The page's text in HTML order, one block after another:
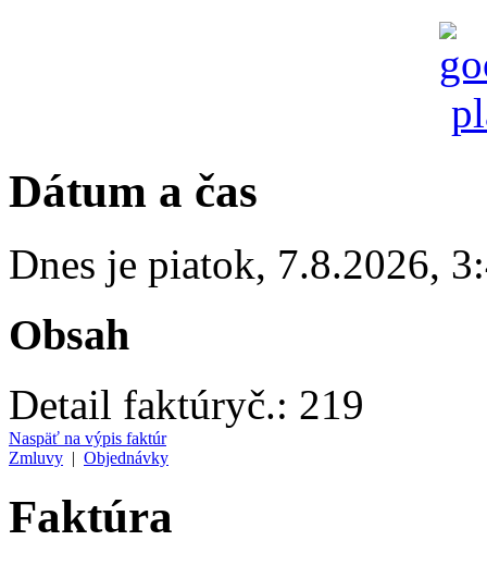
Dátum a čas
Dnes je piatok, 7.8.2026,
Obsah
Detail faktúryč.: 219
Naspäť na výpis faktúr
Zmluvy | Objednávky
Faktúra